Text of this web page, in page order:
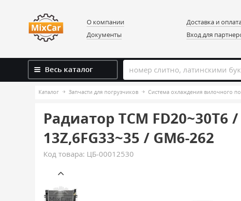
О компании
Документы
Доставка и
Вход для
Весь каталог
Каталог Запчасти для погрузчиков Система охлаждения вилочного
Радиатор TCM FD20~30T6
13Z,6FG33~35 / GM6-262
Код товара: ЦБ-00012530